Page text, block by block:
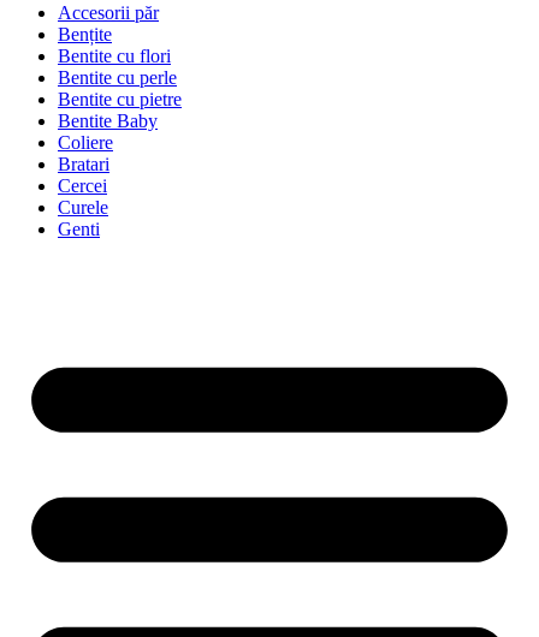
Accesorii păr
Bențite
Bentite cu flori
Bentite cu perle
Bentite cu pietre
Bentite Baby
Coliere
Bratari
Cercei
Curele
Genti